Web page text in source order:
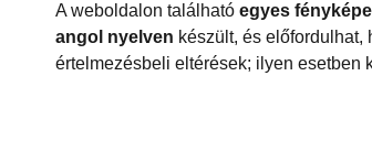
A weboldalon található egyes
angol nyelven készült, és előfordulhat,
értelmezésbeli eltérések; ilyen esetben